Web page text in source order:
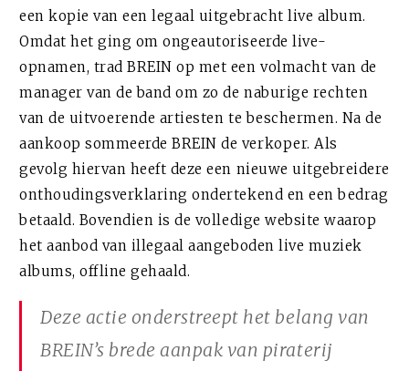
een kopie van een legaal uitgebracht live album.
Omdat het ging om ongeautoriseerde live-
opnamen, trad BREIN op met een volmacht van de
manager van de band om zo de naburige rechten
van de uitvoerende artiesten te beschermen. Na de
aankoop sommeerde BREIN de verkoper. Als
gevolg hiervan heeft deze een nieuwe uitgebreidere
onthoudingsverklaring ondertekend en een bedrag
betaald. Bovendien is de volledige website waarop
het aanbod van illegaal aangeboden live muziek
albums, offline gehaald.
Deze actie onderstreept het belang van
BREIN’s brede aanpak van piraterij